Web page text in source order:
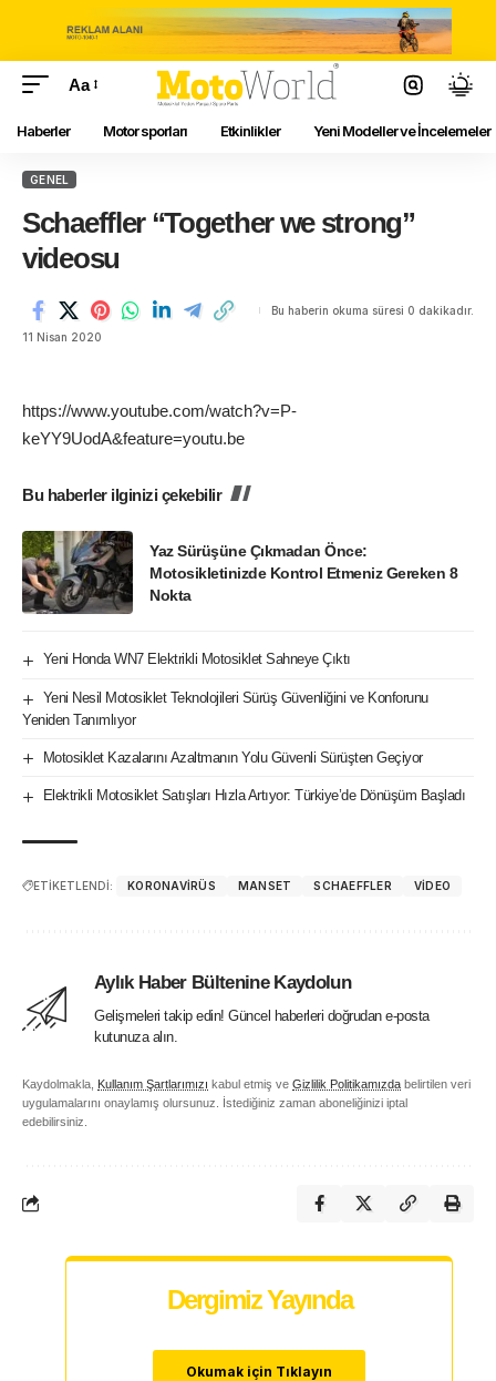
Aa
Haberler Motor sporları Etkinlikler Yeni Modeller ve İncelemeler
GENEL
Schaeffler “Together we strong”
videosu
11 Nisan 2020
Bu haberin okuma süresi 0 dakikadır.
https://www.youtube.com/watch?v=P-
keYY9UodA&feature=youtu.be
Bu haberler ilginizi çekebilir
Yaz Sürüşüne Çıkmadan Önce:
Motosikletinizde Kontrol Etmeniz Gereken 8
Nokta
Yeni Honda WN7 Elektrikli Motosiklet Sahneye Çıktı
Yeni Nesil Motosiklet Teknolojileri Sürüş Güvenliğini ve Konforunu
Yeniden Tanımlıyor
Motosiklet Kazalarını Azaltmanın Yolu Güvenli Sürüşten Geçiyor
Elektrikli Motosiklet Satışları Hızla Artıyor: Türkiye’de Dönüşüm Başladı
ETİKETLENDİ: KORONAVIRÜS MANSET SCHAEFFLER VIDEO
Aylık Haber Bültenine Kaydolun
Gelişmeleri takip edin! Güncel haberleri doğrudan e-posta
kutunuza alın.
Kaydolmakla, Kullanım Şartlarımızı kabul etmiş ve Gizlilik Politikamızda belirtilen veri
uygulamalarını onaylamış olursunuz. İstediğiniz zaman aboneliğinizi iptal
edebilirsiniz.
Dergimiz Yayında
Okumak için Tıklayın